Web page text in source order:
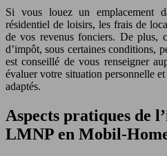
Si vous louez un emplacement
résidentiel de loisirs, les frais de
de vos revenus fonciers. De plus,
d’impôt, sous certaines conditions,
est conseillé de vous renseigner
évaluer votre situation personnelle
adaptés.
Aspects pratiques de
LMNP en Mobil-